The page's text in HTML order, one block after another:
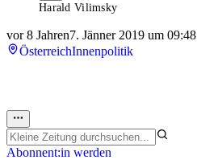
Harald Vilimsky
vor 8 Jahren7. Jänner 2019 um 09:48
ÖsterreichInnenpolitik
Abonnent:in werden